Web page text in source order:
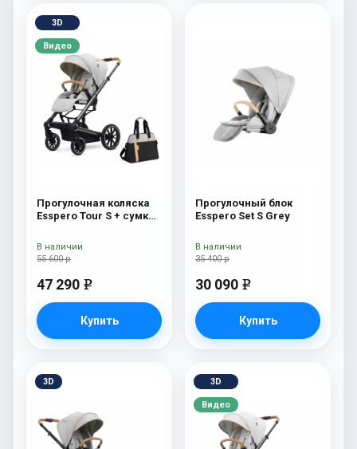
3D
Видео
Прогулочная коляска
Esspero Tour S + сумка
55 600 р
47 290 e
Купить
В наличии
Прогулочный блок
Esspero Set S Grey
35 400 р
30 090 e
Купить
В наличии
3D 3D
Видео